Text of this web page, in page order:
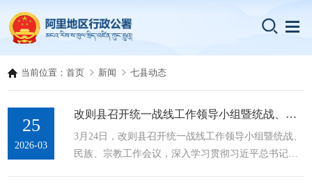
当前位置：首页 新闻 七县动态
25
2026-03
改则县召开统一战线工作领导小组暨统战、民族、宗教工作会议
3月24日，改则县召开统一战线工作领导小组暨统战、
民族、宗教工作会议，深入学习贯彻习近平总书记在